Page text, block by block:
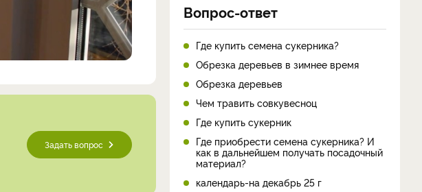
Задать вопрос
Вопрос-ответ
Где купить семена сукерника?
Обрезка деревьев в зимнее время
Обрезка деревьев
Чем травить совкувесноц
Где купить сукерник
Где приобрести семена сукерника? И
как в дальнейшем получать посадочный
материал?
календарь-на декабрь 25 г